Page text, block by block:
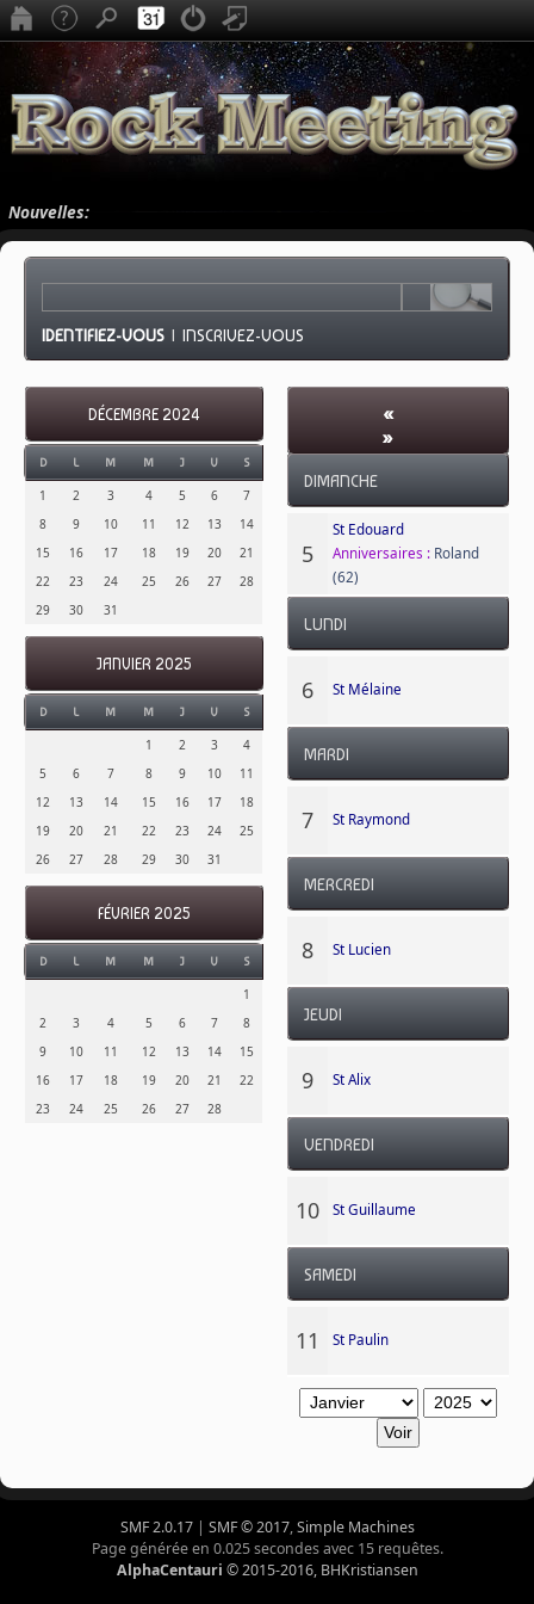
Nouvelles:
IDENTIFIEZ-VOUS |INSCRIVEZ-VOUS
DÉCEMBRE 2024
D L M M J V S
1 2 3 4 5 6
7
8
9 10 11 12 13
14
15
16 17 18 19 20
21
22
23 24 25 26 27
28
29
30 31
JANVIER 2025
D L M M J V S
1 2 3
4
5
6 7 8 9 10
11
12
13 14 15 16 17
18
19
20 21 22 23 24
25
26
27 28 29 30 31
FÉVRIER 2025
D L M M J V S
1
2
3 4 5 6 7
8
9
10 11 12 13 14
15
16
17 18 19 20 21
22
23
24 25 26 27 28
«
»
JANVIER 2025-
SEMAINE 2
DIMANCHE
5
St Edouard
Anniversaires : Roland
(62)
LUNDI
6 St Mélaine
MARDI
7 St Raymond
MERCREDI
8 St Lucien
JEUDI
9 St Alix
VENDREDI
10 St Guillaume
SAMEDI
11 St Paulin
SMF 2.0.17| SMF © 2017,Simple Machines
Page générée en 0.025 secondes avec 15 requêtes.
AlphaCentauri © 2015-2016, BHKristiansen